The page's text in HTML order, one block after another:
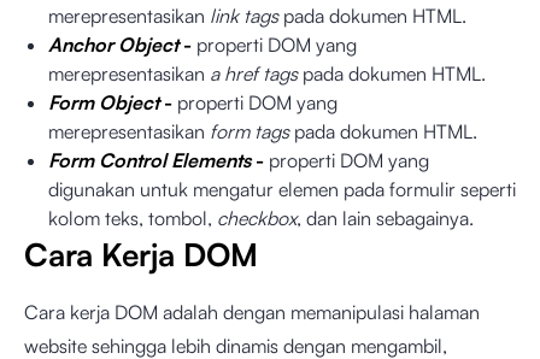
merepresentasikan link tagspada dokumen HTML.
Anchor Object- properti DOM yang
merepresentasikan a href tagspada dokumen HTML.
Form Object- properti DOM yang
merepresentasikan form tagspada dokumen HTML.
Form Control Elements- properti DOM yang
digunakan untuk mengatur elemen pada formulir seperti
kolom teks, tombol, checkbox, dan lain sebagainya.
Cara Kerja DOM
Cara kerja DOM adalah dengan memanipulasi halaman
website sehingga lebih dinamis dengan mengambil,